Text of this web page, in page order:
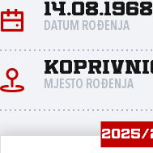
DATUM ROĐENJA
MJESTO ROĐENJA
2025/